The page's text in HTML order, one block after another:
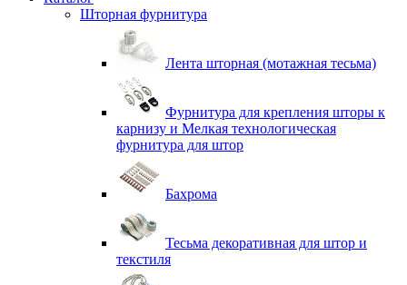
Шторная фурнитура
Лента шторная (мотажная тесьма)
Фурнитура для крепления шторы к
карнизу и Мелкая технологическая
фурнитура для штор
Бахрома
Тесьма декоративная для штор и
текстиля